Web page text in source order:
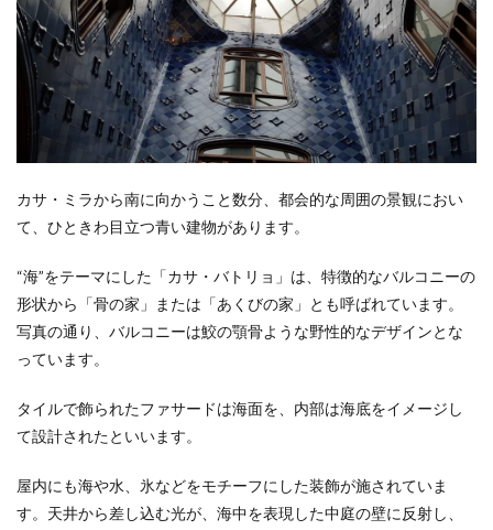
カサ・ミラから南に向かうこと数分、都会的な周囲の景観におい
て、ひときわ目立つ青い建物があります。
“海”をテーマにした「カサ・バトリョ」は、特徴的なバルコニーの
形状から「骨の家」または「あくびの家」とも呼ばれています。
写真の通り、バルコニーは鮫の顎骨ような野性的なデザインとな
っています。
タイルで飾られたファサードは海面を、内部は海底をイメージし
て設計されたといいます。
屋内にも海や水、氷などをモチーフにした装飾が施されていま
す。 天井から差し込む光が、 海中を表現した中庭の壁に反射し、